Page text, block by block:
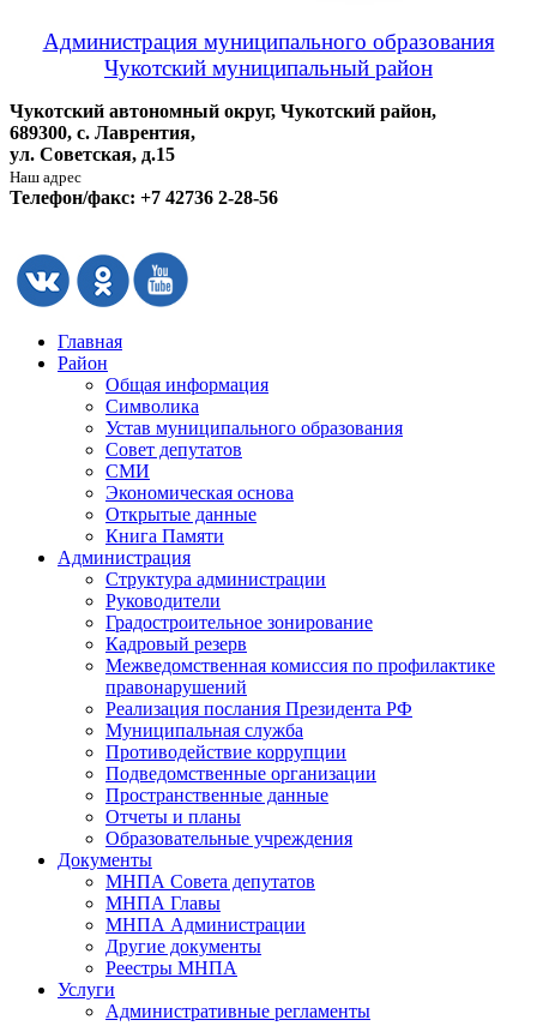
Администрация муниципального образования
Чукотский муниципальный район
Чукотский автономный округ, Чукотский район,
689300, с. Лаврентия,
ул. Советская, д.15
Наш адрес
Телефон/факс: +7 42736 2-28-56
Главная
Район
Общая информация
Символика
Устав муниципального образования
Совет депутатов
СМИ
Экономическая основа
Открытые данные
Книга Памяти
Администрация
Структура администрации
Руководители
Градостроительное зонирование
Кадровый резерв
Межведомственная комиссия по профилактике
правонарушений
Реализация послания Президента РФ
Муниципальная служба
Противодействие коррупции
Подведомственные организации
Пространственные данные
Отчеты и планы
Образовательные учреждения
Документы
МНПА Совета депутатов
МНПА Главы
МНПА Администрации
Другие документы
Реестры МНПА
Услуги
Административные регламенты